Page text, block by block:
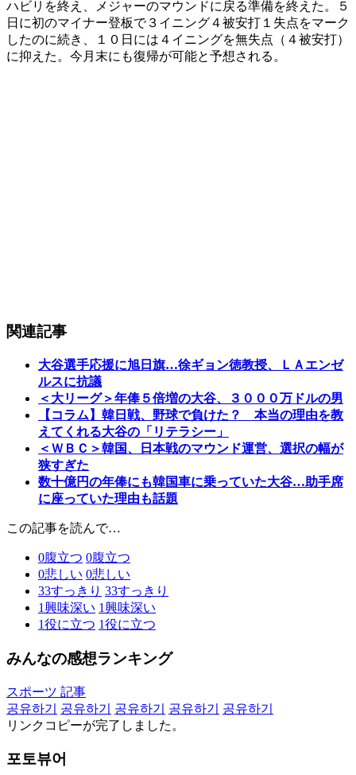
ハビリを終え、メジャーのマウンドに戻る準備を終えた。５
日に初のマイナー登板で３イニング４被安打１失点をマーク
したのに続き、１０日には４イニングを無失点（４被安打）
に抑えた。今月末にも復帰が可能と予想される。
関連記事
大谷選手応援に旭日旗…徐ギョン徳教授、ＬＡエンゼ
ルスに抗議
＜大リーグ＞年俸５倍増の大谷、３０００万ドルの男
【コラム】韓日戦、野球で負けた？ 本当の理由を教
えてくれる大谷の「リテラシー」
＜ＷＢＣ＞韓国、日本戦のマウンド運営、選択の幅が
狭すぎた
数十億円の年俸にも韓国車に乗っていた大谷…助手席
に座っていた理由も話題
この記事を読んで…
0腹立つ 0腹立つ
0悲しい 0悲しい
33すっきり 33すっきり
1興味深い 1興味深い
1役に立つ 1役に立つ
みんなの感想ランキング
スポーツ 記事
공유하기
공유하기 공유하기 공유하기
공유하기
リンクコピーが完了しました。
포토뷰어